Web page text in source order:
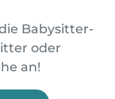
Babysitter-
oder
an!